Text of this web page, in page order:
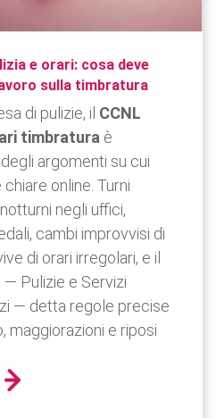
e orari: cosa deve
sulla timbratura
di pulizie, il CCNL
timbratura è
argomenti su cui
online. Turni
negli uffici,
cambi improvvisi di
di orari irregolari, e il
Pulizie e Servizi
— detta regole precise
maggiorazioni e riposi